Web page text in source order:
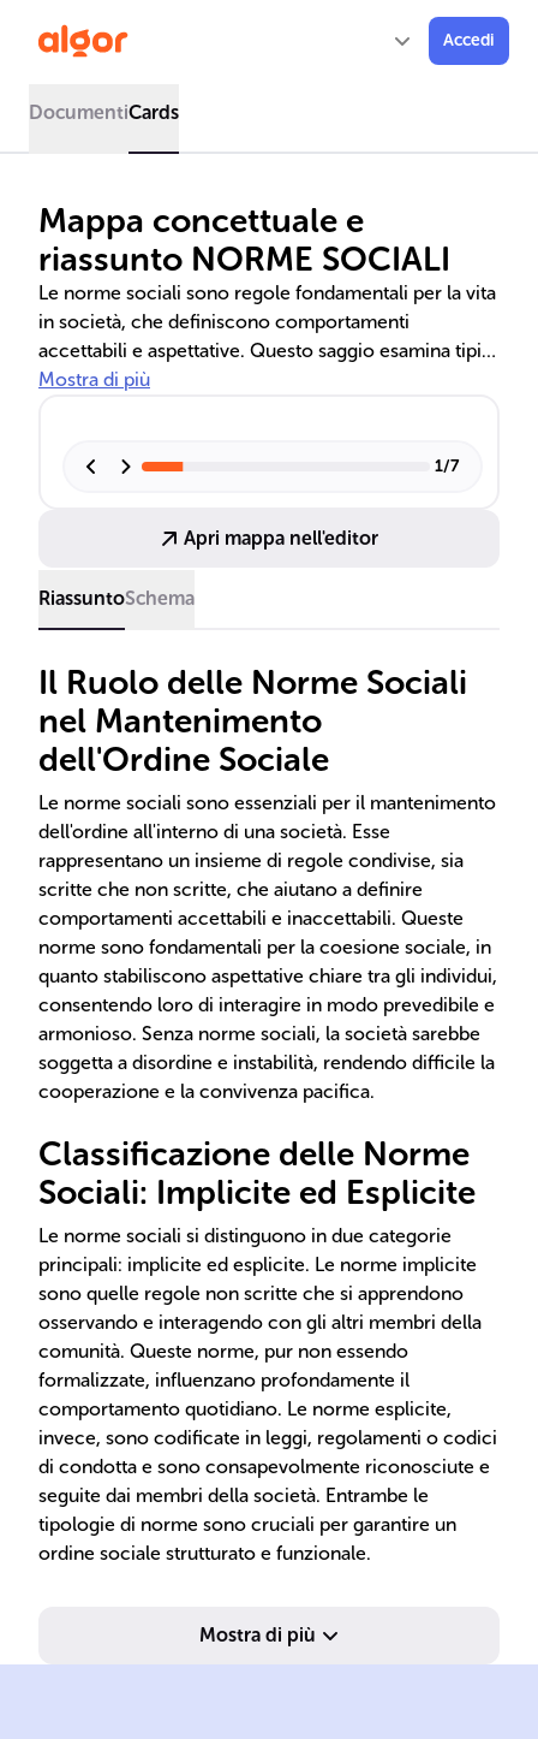
Accedi
DocumentiCards
Mappa concettuale e
riassunto NORME SOCIALI
Le norme sociali sono regole fondamentali per la vita
in società, che definiscono comportamenti
accettabili e aspettative. Questo saggio esamina tipi,
interiorizzazione e l'importanza del consenso e del
Mostra di più
1/7
Apri mappa nell'editor
RiassuntoSchema
Il Ruolo delle Norme Sociali
nel Mantenimento
dell'Ordine Sociale
Le norme sociali sono essenziali per il mantenimento
dell'ordine all'interno di una società. Esse
rappresentano un insieme di regole condivise, sia
scritte che non scritte, che aiutano a definire
comportamenti accettabili e inaccettabili. Queste
norme sono fondamentali per la coesione sociale, in
quanto stabiliscono aspettative chiare tra gli individui,
consentendo loro di interagire in modo prevedibile e
armonioso. Senza norme sociali, la società sarebbe
soggetta a disordine e instabilità, rendendo difficile la
cooperazione e la convivenza pacifica.
Classificazione delle Norme
Sociali: Implicite ed Esplicite
Le norme sociali si distinguono in due categorie
principali: implicite ed esplicite. Le norme implicite
sono quelle regole non scritte che si apprendono
osservando e interagendo con gli altri membri della
comunità. Queste norme, pur non essendo
formalizzate, influenzano profondamente il
comportamento quotidiano. Le norme esplicite,
invece, sono codificate in leggi, regolamenti o codici
di condotta e sono consapevolmente riconosciute e
seguite dai membri della società. Entrambe le
tipologie di norme sono cruciali per garantire un
ordine sociale strutturato e funzionale.
Mostra di più